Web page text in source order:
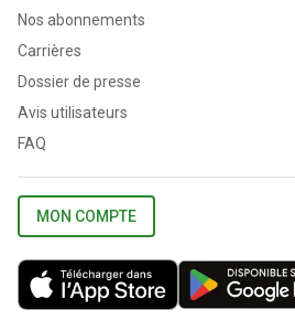
Nos abonnements
Carrières
Dossier de presse
Avis utilisateurs
FAQ
MON COMPTE